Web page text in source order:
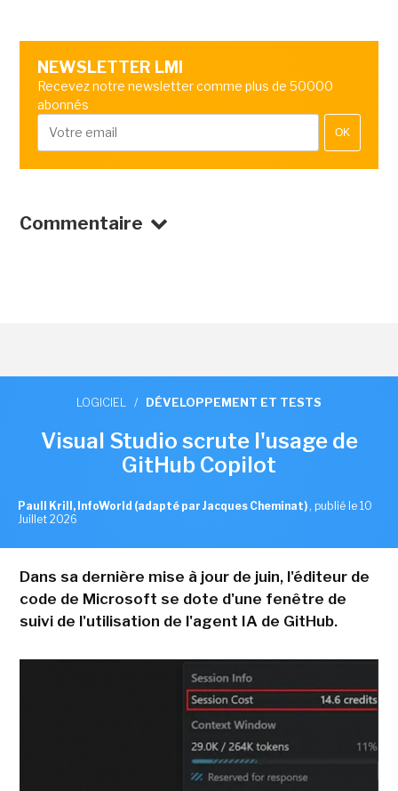
NEWSLETTER LMI
Recevez notre newsletter comme plus de 50000
abonnés
OK
Commentaire
LOGICIEL / DÉVELOPPEMENT ET TESTS
Visual Studio scrute l'usage de
GitHub Copilot
Paull Krill, InfoWorld (adapté par Jacques Cheminat) , publié le 10
Juillet 2026
Dans sa dernière mise à jour de juin, l'éditeur de
code de Microsoft se dote d'une fenêtre de
suivi de l'utilisation de l'agent IA de GitHub.